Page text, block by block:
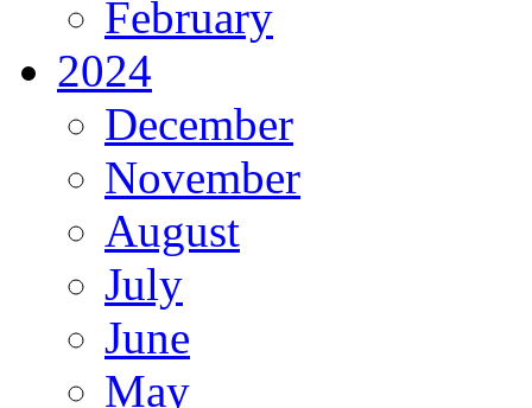
February
2024
December
November
August
July
June
May